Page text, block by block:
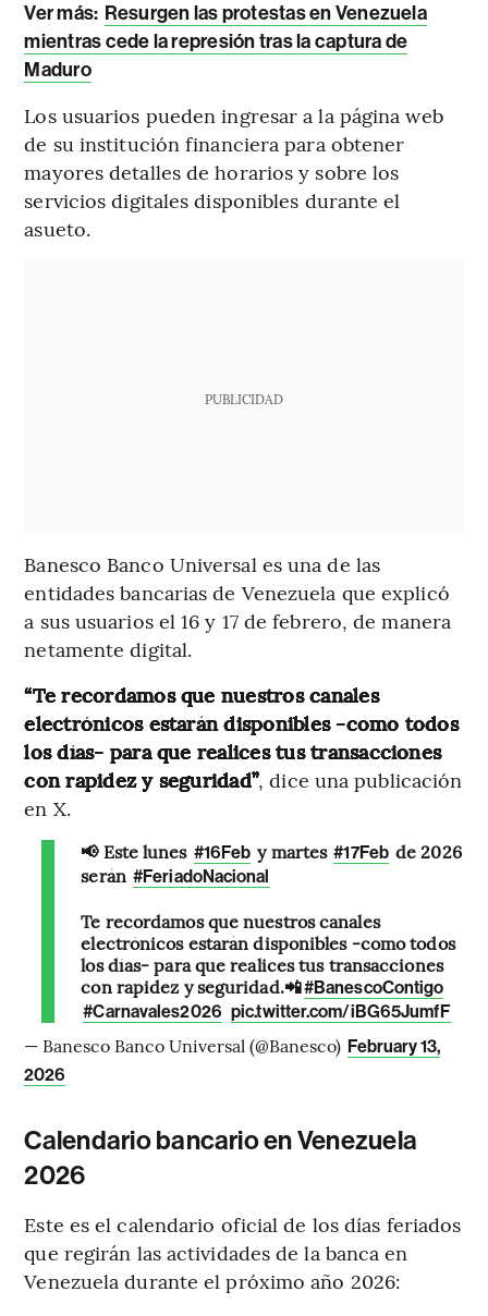
Ver más: Resurgen las protestas en Venezuela
mientras cede la represión tras la captura de
Maduro
Los usuarios pueden ingresar a la página web
de su institución financiera para obtener
mayores detalles de horarios y sobre los
servicios digitales disponibles durante el
asueto.
PUBLICIDAD
Banesco Banco Universal es una de las
entidades bancarias de Venezuela que explicó
a sus usuarios el 16 y 17 de febrero, de manera
netamente digital.
“Te recordamos que nuestros canales
electrónicos estarán disponibles -como todos
los días- para que realices tus transacciones
con rapidez y seguridad”, dice una publicación
en X.
📢 Este lunes #16Feb y martes #17Feb de 2026
serán #FeriadoNacional
Te recordamos que nuestros canales
electrónicos estarán disponibles -como todos
los días- para que realices tus transacciones
con rapidez y seguridad.📲#BanescoContigo
#Carnavales2026 pic.twitter.com/iBG65JumfF
— Banesco Banco Universal (@Banesco) February 13,
2026
Calendario bancario en Venezuela
2026
Este es el calendario oficial de los días feriados
que regirán las actividades de la banca en
Venezuela durante el próximo año 2026: